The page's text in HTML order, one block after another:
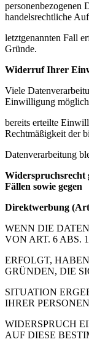
personenbezogenen
handelsrechtliche
letztgenannten Fall
Gründe.
Widerruf Ihrer
Viele
Einwilligung
bereits erteilte
Rechtmäßigkeit der
Datenverarbeitung
Widerspruchsrecht
Fällen sowie gegen
Direktwerbung
WENN DIE
VON ART. 6 ABS.
ERFOLGT,
GRÜNDEN, DIE
SITUATION
IHRER
WIDERSPRUCH
AUF DIESE